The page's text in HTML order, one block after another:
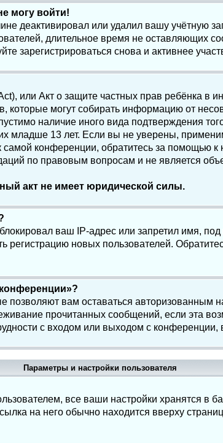
могу войти!
деактивировал или удалил вашу учётную
длительное время не оставляющих
зарегистрироваться снова и активнее
или Акт о защите частных прав ребёнка в
которые могут собирать информацию от
наличие иного вида подтверждения
младше 13 лет. Если вы не уверены,
конференции, обратитесь за помощью к
по правовым вопросам и не является
акт не имеет юридической силы.
ваш IP-адрес или запретил имя,
регистрацию новых пользователей.
позволяют вам оставаться авторизованным
прочитанных сообщений, если эта
с входом или выходом с конференции,
Параметры и настройки пользователя
все ваши настройки хранятся в
на него обычно находится вверху